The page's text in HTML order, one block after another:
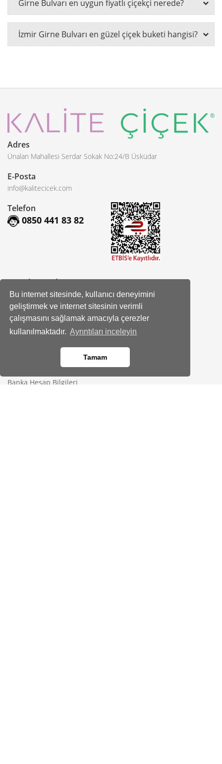
Bu internet sitesinde, kullanıcı deneyimini
geliştirmek ve internet sitesinin verimli
çalışmasını sağlamak amacıyla çerezler
kullanılmaktadır. Ayrıntıları inceleyin
Tamam
Girne Bulvarı en uygun fiyatlı çiçekçi nerede?
İzmir Girne Bulvarı en güzel çiçek buketi hangisi?
Adres
Ünalan Mahallesi Serdar Sokak No:24/B Üsküdar
E-Posta
info@kalitecicek.com
Telefon
0850 441 83 82
Sosyal Hesaplarımız
Facebook
Instagram
Banka Hesap Bilgileri